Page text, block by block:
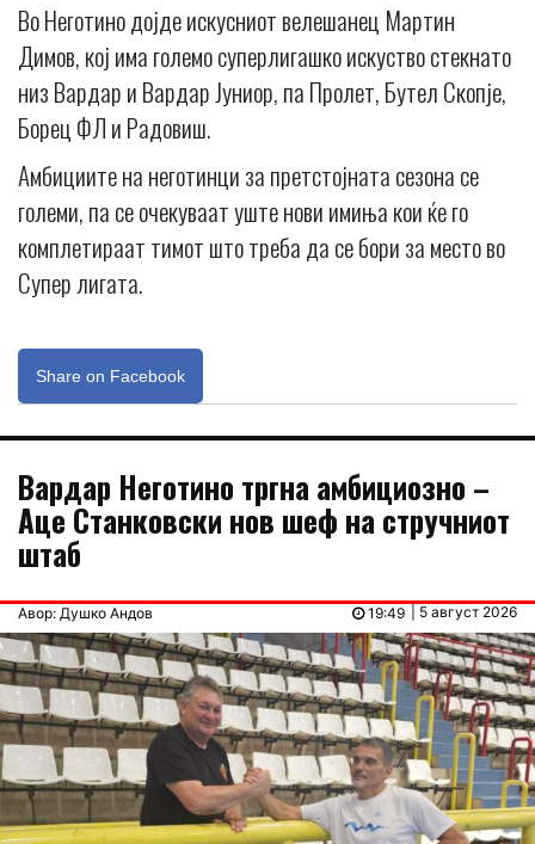
Во Неготино дојде искусниот велешанец Мартин
Димов, кој има големо суперлигашко искуство стекнато
низ Вардар и Вардар Јуниор, па Пролет, Бутел Скопје,
Борец ФЛ и Радовиш.
Амбициите на неготинци за претстојната сезона се
големи, па се очекуваат уште нови имиња кои ќе го
комплетираат тимот што треба да се бори за место во
Супер лигата.
Share on Facebook
Вардар Неготино тргна амбициозно –
Аце Станковски нов шеф на стручниот
штаб
Авор: Душко Андов | 5 август 2026
19:49